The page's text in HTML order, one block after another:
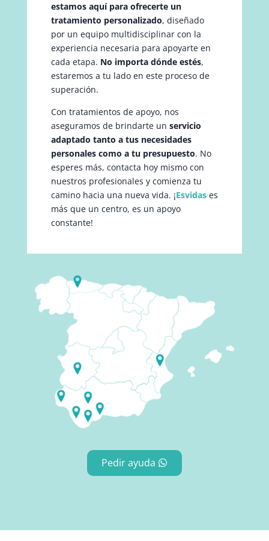
estamos aquí para ofrecerte un
tratamiento personalizado, diseñado
por un equipo multidisciplinar con la
experiencia necesaria para apoyarte en
cada etapa. No importa dónde estés,
estaremos a tu lado en este proceso de
superación.
Con tratamientos de apoyo, nos
aseguramos de brindarte un servicio
adaptado tanto a tus necesidades
personales como a tu presupuesto. No
esperes más, contacta hoy mismo con
nuestros profesionales y comienza tu
camino hacia una nueva vida. ¡Esvidas es
más que un centro, es un apoyo
constante!
Pedir ayuda